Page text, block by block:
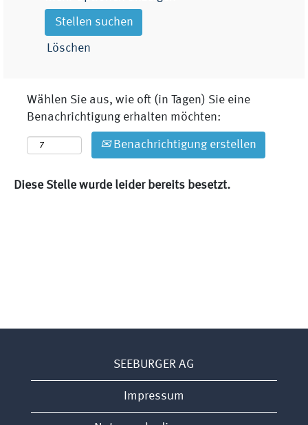
Löschen
Wählen Sie aus, wie oft (in Tagen) Sie eine
Benachrichtigung erhalten möchten:
Benachrichtigung erstellen
Diese Stelle wurde leider bereits besetzt.
SEEBURGER AG
Impressum